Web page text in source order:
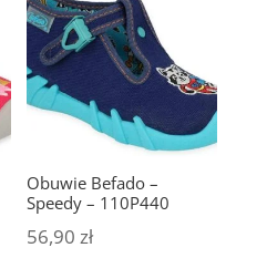
Obuwie Befado –
Speedy – 110P440
56,90zł